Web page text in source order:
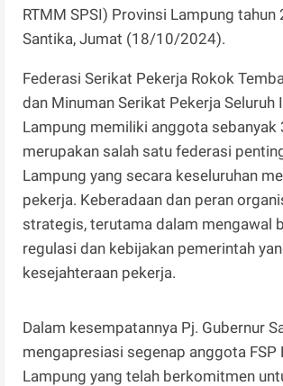
RTMM SPSI) Provinsi Lampung tahun
Santika, Jumat (18/10/2024).
Federasi Serikat Pekerja Rokok
dan Minuman Serikat Pekerja Seluruh
Lampung memiliki anggota sebanyak
merupakan salah satu federasi
Lampung yang secara keseluruhan
pekerja. Keberadaan dan peran
strategis, terutama dalam mengawal
regulasi dan kebijakan pemerintah
kesejahteraan pekerja.
Dalam kesempatannya Pj. Gubernur
mengapresiasi segenap anggota FSP
Lampung yang telah berkomitmen